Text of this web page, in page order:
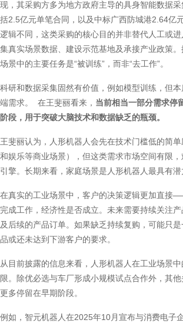
现，其采购方多为地方政府主导的具身智能数据
括2.5亿元单笔合同，以及中标广西防城港2.64亿
逻辑不同，这类采购的核心目的并非替代人工或
集真实场景数据、建设示范基地及承接产业政策
场景中的主要任务是“被训练”，而非“去工作”。
科研和数据采集固然有价值，例如模型训练，但
端需求。 在王斐丽看来， 当前相当一部分需求停
阶段，用于突破大脑技术和数据缺乏的瓶颈。
王斐丽认为，人形机器人会先在技术门槛低的简
和娱乐等商业场景），但这类需求市场空间有限
引擎。长期来看，家庭场景是人形机器人最具有潜
在真实的工业场景中，客户的决策逻辑更加直接
完成工作，经济性是否成立。未来需要持续关注
及后续的产品订单。如果缺乏持续复购，可能只
品或还未达到下游客户的要求。
从目前披露的信息来看，人形机器人在工业场景中
限。除优必选与车厂形成小规模试点合作外，其
更多停留在早期阶段。
例如，智元机器人在2025年10月宣布与消费电子